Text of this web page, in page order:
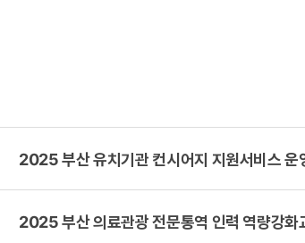
2025 부산 유치기관 컨시어지 지원서비스 운
2025 부산 의료관광 전문통역 인력 역량강화